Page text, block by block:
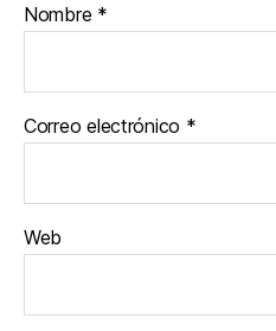
Nombre *
Correo electrónico *
Web